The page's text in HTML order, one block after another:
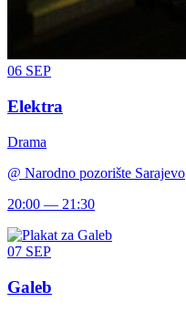
06 SEP
Elektra
Drama
@ Narodno pozorište Sarajevo
20:00 — 21:30
07 SEP
Galeb